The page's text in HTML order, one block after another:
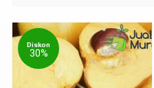
Diskon
30%